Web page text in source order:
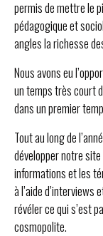
permis de mettre le
pédagogique et
angles la richesse
Nous avons eu
un temps très court
dans un premier
Tout au long de
développer notre site
informations et les
à l’aide
révéler ce qui s’est
cosmopolite.